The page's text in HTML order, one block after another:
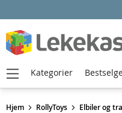
Hjem RollyToys Elbiler og
Kategorier